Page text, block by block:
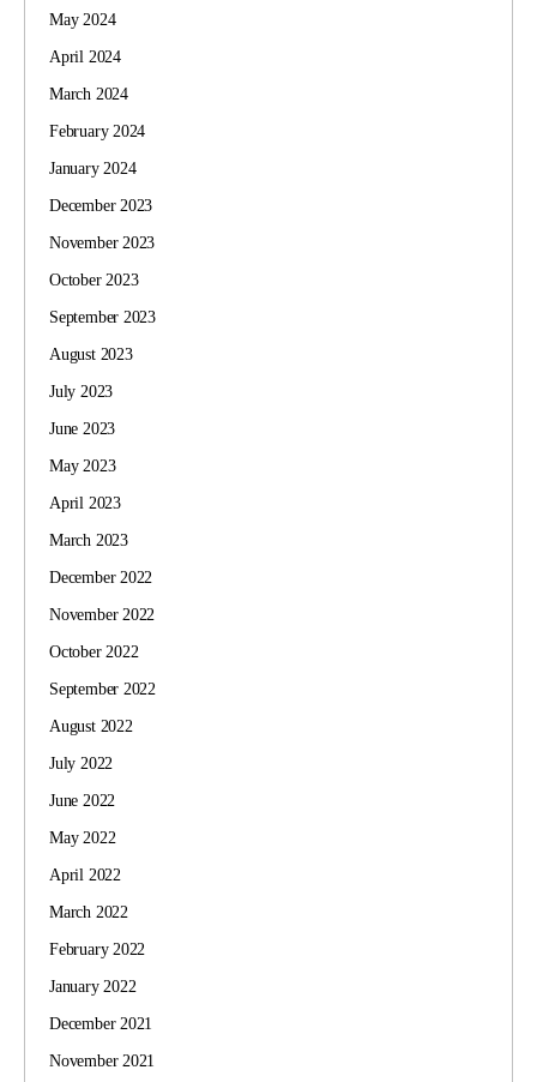
May 2024
April 2024
March 2024
February 2024
January 2024
December 2023
November 2023
October 2023
September 2023
August 2023
July 2023
June 2023
May 2023
April 2023
March 2023
December 2022
November 2022
October 2022
September 2022
August 2022
July 2022
June 2022
May 2022
April 2022
March 2022
February 2022
January 2022
December 2021
November 2021